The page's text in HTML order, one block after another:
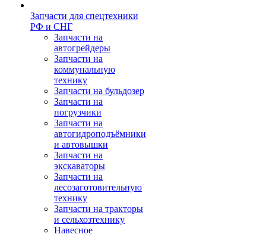
Запчасти для спецтехники
РФ и СНГ
Запчасти на
автогрейдеры
Запчасти на
коммунальную
технику
Запчасти на бульдозер
Запчасти на
погрузчики
Запчасти на
автогидроподъёмники
и автовышки
Запчасти на
экскаваторы
Запчасти на
лесозаготовительную
технику
Запчасти на тракторы
и сельхозтехнику
Навесное